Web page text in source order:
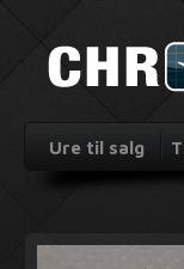
Ure til salg